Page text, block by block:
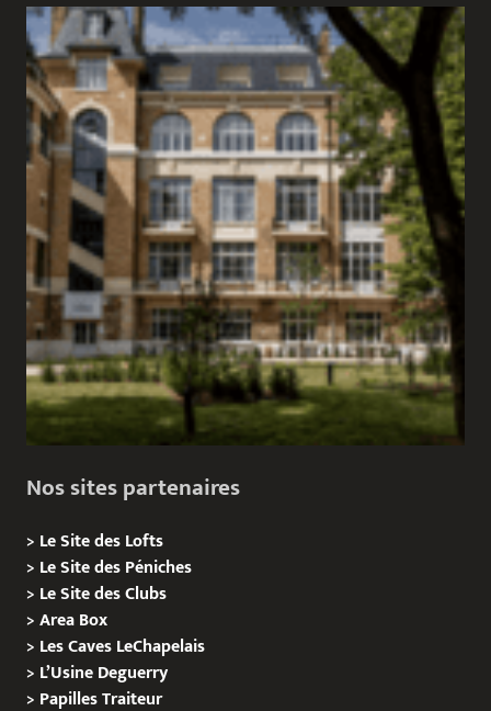
Nos sites partenaires
> Le Site des Lofts
> Le Site des Péniches
> Le Site des Clubs
>Area Box
> Les Caves LeChapelais
> L’Usine Deguerry
> PapillesTraiteur